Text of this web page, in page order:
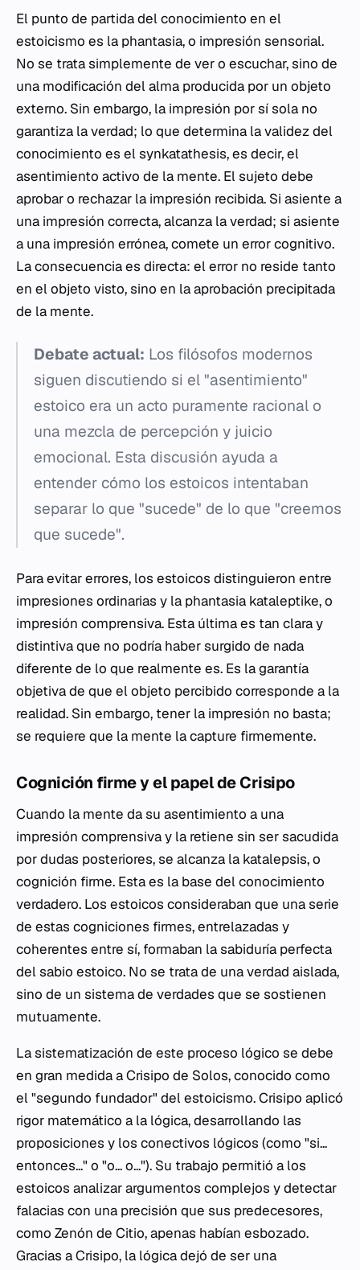
El punto de partida del conocimiento en el
estoicismo es la phantasia, o impresión sensorial.
No se trata simplemente de ver o escuchar, sino de
una modificación del alma producida por un objeto
externo. Sin embargo, la impresión por sí sola no
garantiza la verdad; lo que determina la validez del
conocimiento es elsynkatathesis, es decir, el
asentimiento activo de la mente. El sujeto debe
aprobar o rechazar la impresión recibida. Si asiente a
una impresión correcta, alcanza la verdad; si asiente
a una impresión errónea, comete un error cognitivo.
La consecuencia es directa: el error no reside tanto
en el objeto visto, sino en la aprobación precipitada
de la mente.
Debate actual: Los filósofos modernos
siguen discutiendo si el "asentimiento"
estoico era un acto puramente racional o
una mezcla de percepción y juicio
emocional. Esta discusión ayuda a
entender cómo los estoicos intentaban
separar lo que "sucede" de lo que "creemos
que sucede".
Para evitar errores, los estoicos distinguieron entre
impresiones ordinarias y la phantasia kataleptike, o
impresión comprensiva. Esta última es tan clara y
distintiva que no podría haber surgido de nada
diferente de lo que realmente es. Es la garantía
objetiva de que el objeto percibido corresponde a la
realidad. Sin embargo, tener la impresión no basta;
se requiere que la mente la capture firmemente.
Cognición firme y el papel de Crisipo
Cuando la mente da su asentimiento a una
impresión comprensiva y la retiene sin ser sacudida
por dudas posteriores, se alcanza la katalepsis, o
cognición firme. Esta es la base del conocimiento
verdadero. Los estoicos consideraban que una serie
de estas cogniciones firmes, entrelazadas y
coherentes entre sí, formaban la sabiduría perfecta
del sabio estoico. No se trata de una verdad aislada,
sino de un sistema de verdades que se sostienen
mutuamente.
La sistematización de este proceso lógico se debe
en gran medida a Crisipo de Solos, conocido como
el "segundo fundador" del estoicismo. Crisipo aplicó
rigor matemático a la lógica, desarrollando las
proposiciones y los conectivos lógicos (como "si...
entonces..." o "o... o..."). Su trabajo permitió a los
estoicos analizar argumentos complejos y detectar
falacias con una precisión que sus predecesores,
como Zenón de Citio, apenas habían esbozado.
Gracias a Crisipo, la lógica dejó de ser una